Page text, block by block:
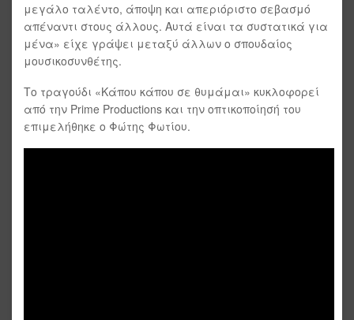
μεγάλο ταλέντο, άποψη και απεριόριστο σεβασμό
απέναντι στους άλλους. Αυτά είναι τα συστατικά για
μένα» είχε γράψει μεταξύ άλλων ο σπουδαίος
μουσικοσυνθέτης.
Το τραγούδι «Κάπου κάπου σε θυμάμαι» κυκλοφορεί
από την Prime Productions και την οπτικοποίησή του
επιμελήθηκε ο Φώτης Φωτίου.